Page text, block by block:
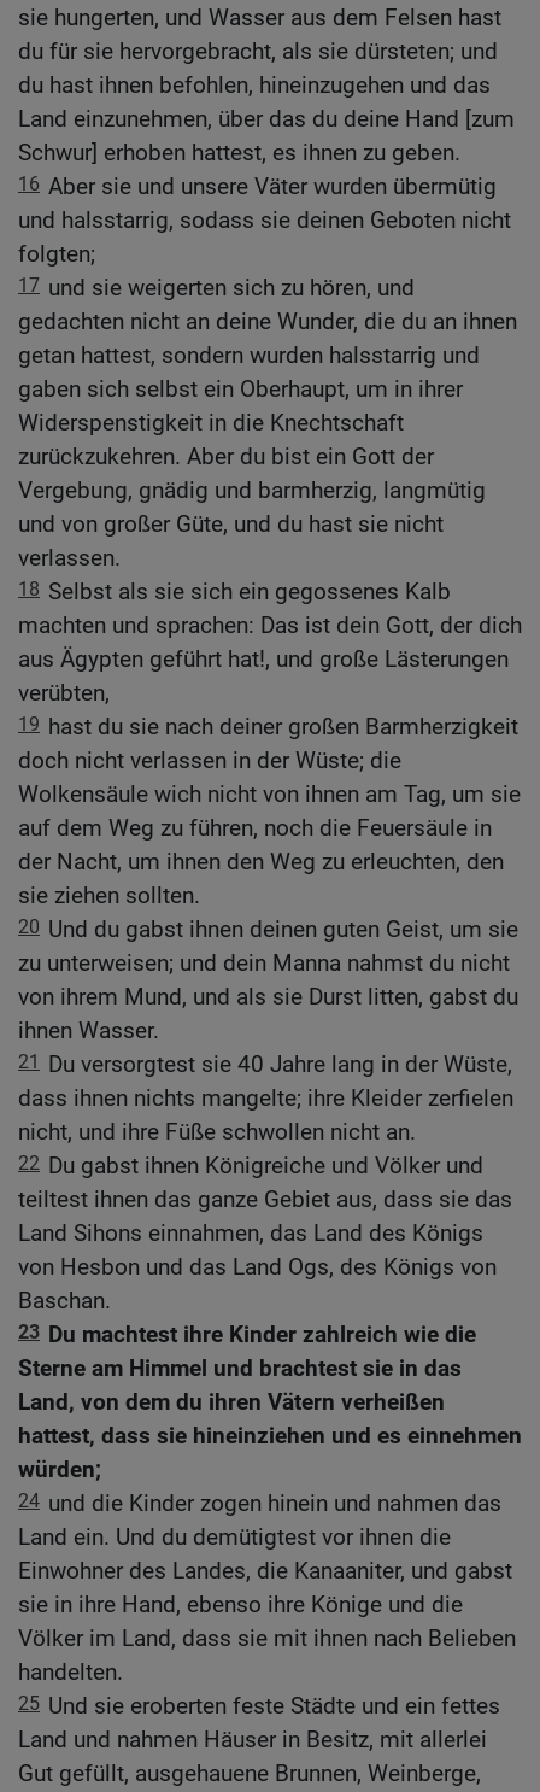
sie hungerten, und Wasser aus dem Felsen hast
du für sie hervorgebracht, als sie dürsteten; und
du hast ihnen befohlen, hineinzugehen und das
Land einzunehmen, über das du deine Hand [zum
Schwur] erhoben hattest, es ihnen zu geben.
16 Aber sie und unsere Väter wurden übermütig
und halsstarrig, sodass sie deinen Geboten nicht
folgten;
17 und sie weigerten sich zu hören, und
gedachten nicht an deine Wunder, die du an ihnen
getan hattest, sondern wurden halsstarrig und
gaben sich selbst ein Oberhaupt, um in ihrer
Widerspenstigkeit in die Knechtschaft
zurückzukehren. Aber du bist ein Gott der
Vergebung, gnädig und barmherzig, langmütig
und von großer Güte, und du hast sie nicht
verlassen.
18 Selbst als sie sich ein gegossenes Kalb
machten und sprachen: Das ist dein Gott, der dich
aus Ägypten geführt hat!, und große Lästerungen
verübten,
19 hast du sie nach deiner großen Barmherzigkeit
doch nicht verlassen in der Wüste; die
Wolkensäule wich nicht von ihnen am Tag, um sie
auf dem Weg zu führen, noch die Feuersäule in
der Nacht, um ihnen den Weg zu erleuchten, den
sie ziehen sollten.
20 Und du gabst ihnen deinen guten Geist, um sie
zu unterweisen; und dein Manna nahmst du nicht
von ihrem Mund, und als sie Durst litten, gabst du
ihnen Wasser.
21
Du versorgtest sie 40 Jahre lang in der Wüste,
dass ihnen nichts mangelte; ihre Kleider zerfielen
nicht, und ihre Füße schwollen nicht an.
22 Du gabst ihnen Königreiche und Völker und
teiltest ihnen das ganze Gebiet aus, dass sie das
Land Sihons einnahmen, das Land des Königs
von Hesbon und das Land Ogs, des Königs von
Baschan.
23 Du machtest ihre Kinder zahlreich wie die
Sterne am Himmel und brachtest sie in das
Land, von dem du ihren Vätern verheißen
hattest, dass sie hineinziehen und es einnehmen
würden;
24 und die Kinder zogen hinein und nahmen das
Land ein. Und du demütigtest vor ihnen die
Einwohner des Landes, die Kanaaniter, und gabst
sie in ihre Hand, ebenso ihre Könige und die
Völker im Land, dass sie mit ihnen nach Belieben
handelten.
25 Und sie eroberten feste Städte und ein fettes
Land und nahmen Häuser in Besitz, mit allerlei
Gut gefüllt, ausgehauene Brunnen, Weinberge,